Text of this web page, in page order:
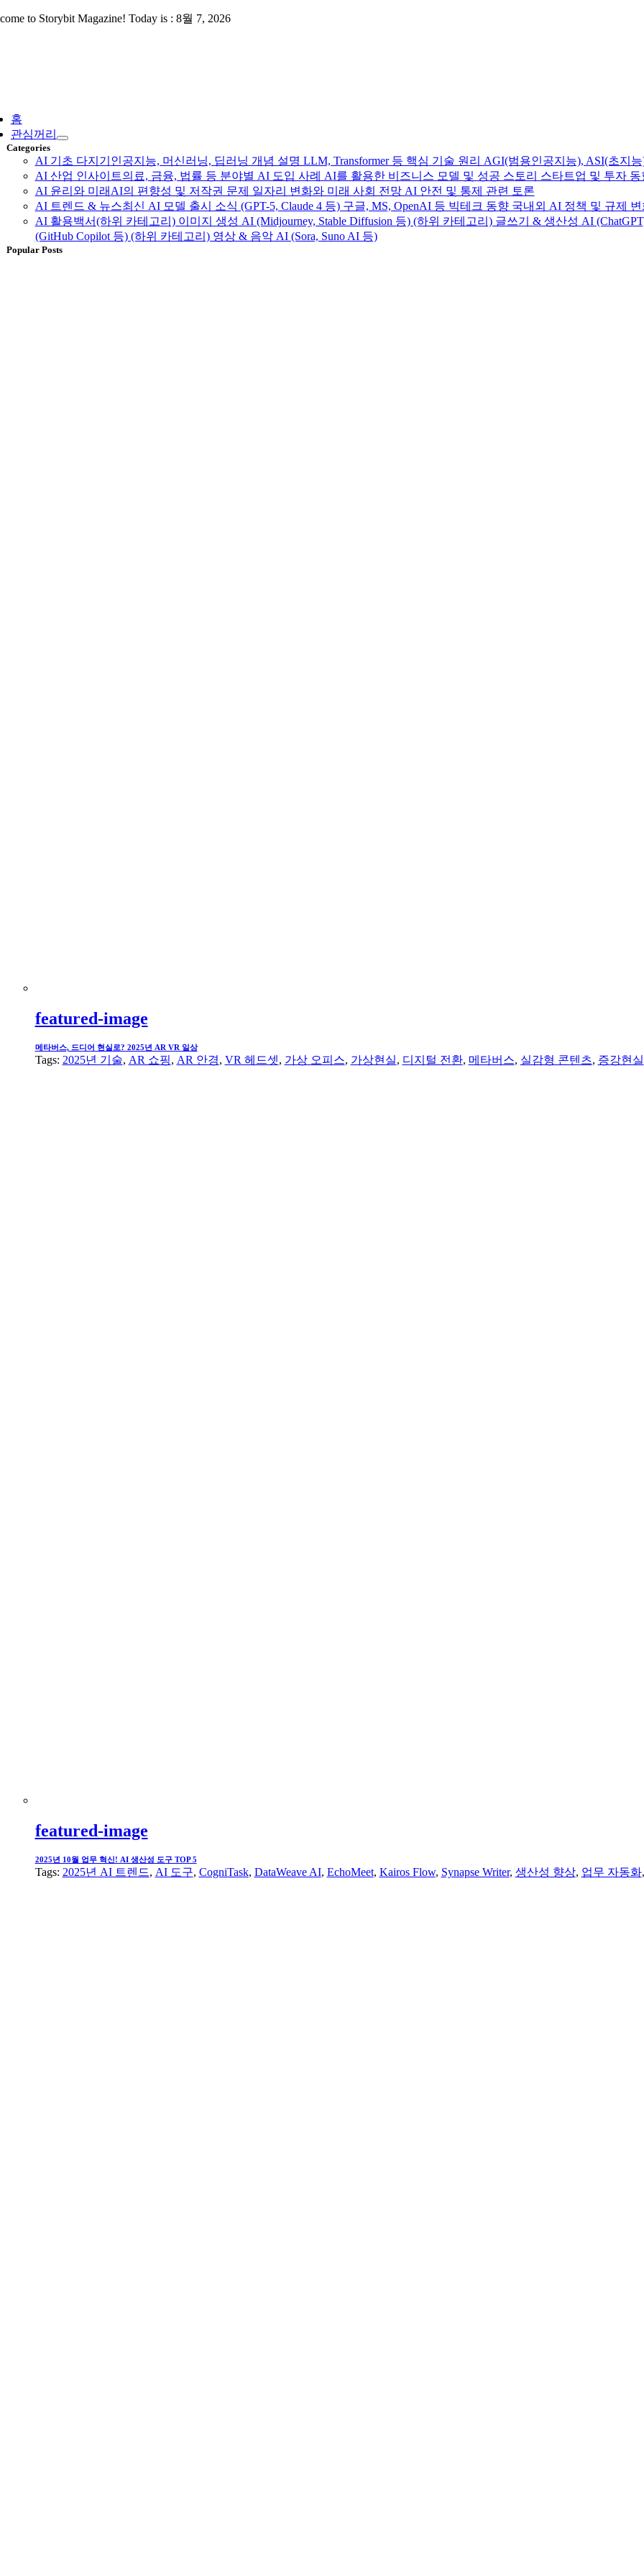
Skip to Storybit Magazine! Today is : 8월 7, 2026
홈
관심꺼리
Categories
AI 기초 다지기 인공지능, 머신러닝, 딥러닝 개념 설명 LLM, Transformer 등 핵심 기술 원리 AGI(범용인공지능), ASI(초지
AI 산업 인사이트의료, 금융, 법률 등 분야별 AI 도입 사례 AI를 활용한 비즈니스 모델 및 성공 스토리 스타트업 및 투자 동
AI 윤리와 미래 AI의 편향성 및 저작권 문제 일자리 변화와 미래 사회 전망 AI 안전 및 통제 관련 토론
AI 트렌드 & 뉴스최신 AI 모델 출시 소식 (GPT-5, Claude 4 등) 구글, MS, OpenAI 등 빅테크 동향 국내외 AI 정책 및 규제 변
AI 활용백서(하위 카테고리) 이미지 생성 AI (Midjourney, Stable Diffusion 등) (하위 카테고리) 글쓰기 & 생산성 AI
(GitHub Copilot 등) (하위 카테고리) 영상 & 음악 AI (Sora, Suno AI 등)
Popular Posts
featured-image
메타버스, 드디어 현실로? 2025년 AR VR 일상
Tags: 2025년 기술, AR 쇼핑, AR 안경, VR 헤드셋, 가상 오피스, 가상현실, 디지털 전환, 메타버스, 실감형 콘텐츠, 증강현실
featured-image
2025년 10월 업무 혁신! AI 생산성 도구 TOP 5
Tags: 2025년 AI 트렌드, AI 도구, CogniTask, DataWeave AI, EchoMeet, Kairos Flow, Synapse Writer, 생산성 향상, 업무 자동화,